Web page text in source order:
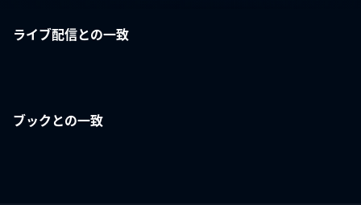
ライブ配信との一致
ブックとの一致